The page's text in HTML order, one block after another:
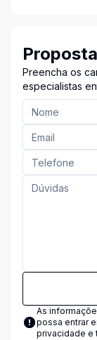
Proposta
Preencha os
especialistas
As
possa entrar
privacidade e